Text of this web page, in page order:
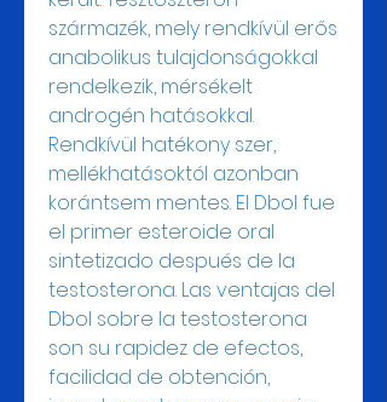
származék, mely rendkívül erős
anabolikus tulajdonságokkal
rendelkezik, mérsékelt
androgén hatásokkal.
Rendkívül hatékony szer,
mellékhatásoktól azonban
korántsem mentes. El Dbol fue
el primer esteroide oral
sintetizado después de la
testosterona. Las ventajas del
Dbol sobre la testosterona
son su rapidez de efectos,
facilidad de obtención,